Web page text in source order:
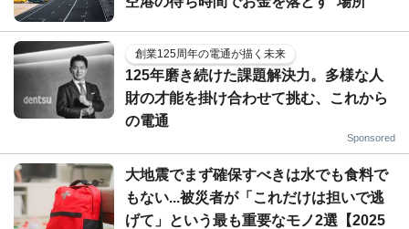
創業125周年の電通が描く未来
125年磨き続けた課題解決力。多様な人
財の才能を掛け合わせて挑む、これから
の電通
Sponsored
大地震でまず確保すべきは水でも食料で
もない...被災者が「これだけは担いで逃
げて」という最も重要なモノ2選【2025